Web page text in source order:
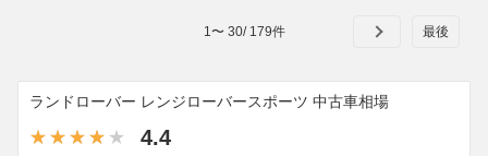
1 〜 30/ 179件
ランドローバー レンジローバースポーツ 中古車相場
4.4